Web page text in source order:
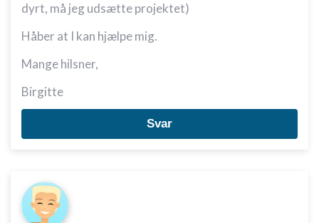
dyrt, må jeg udsætte projektet)
Håber at I kan hjælpe mig.
Mange hilsner,
Birgitte
Svar